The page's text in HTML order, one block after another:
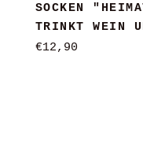
SOCKEN
TRINKT WEIN
Normaler
€12,90